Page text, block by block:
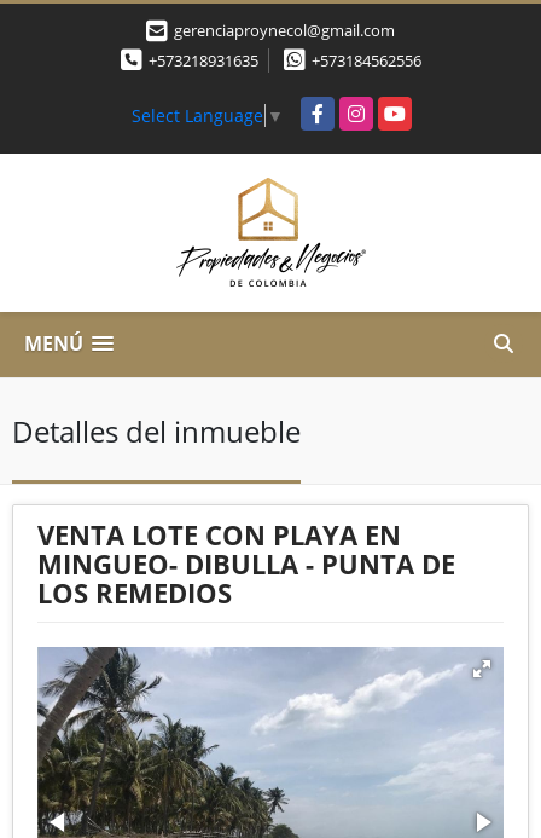
gerenciaproynecol@gmail.com
+573218931635
+573184562556
Select Language ▼ FacebookInstagramYouTube
MENÚ
Detalles del inmueble
VENTA LOTE CON PLAYA EN
MINGUEO- DIBULLA - PUNTA DE
LOS REMEDIOS